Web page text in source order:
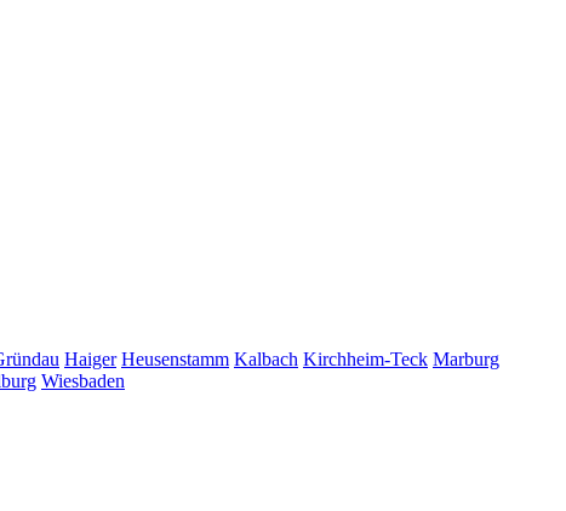
Haiger Heusenstamm Kalbach Kirchheim-Teck Marburg
Wiesbaden